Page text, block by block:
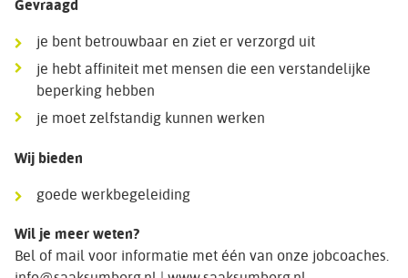
Gevraagd
je bent betrouwbaar en ziet er verzorgd uit
je hebt affiniteit met mensen die een verstandelijke
beperking hebben
je moet zelfstandig kunnen werken
Wij bieden
goede werkbegeleiding
Wil je meer weten?
Bel of mail voor informatie met één van onze jobcoaches.